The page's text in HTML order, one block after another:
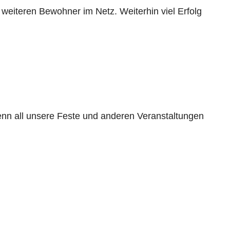
Bewohner im Netz. Weiterhin viel Erfolg
all unsere Feste und anderen Veranstaltungen